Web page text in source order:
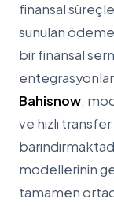
finansal
sunulan
bir finansal
Bahisnow,
ve hızlı
modellerinin
tamamen